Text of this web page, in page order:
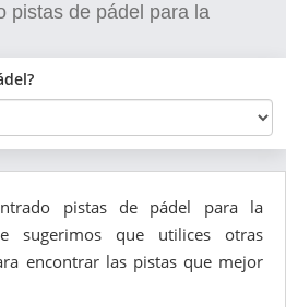
pistas de pádel para la
pistas de pádel para la
sugerimos que utilices otras
encontrar las pistas que mejor